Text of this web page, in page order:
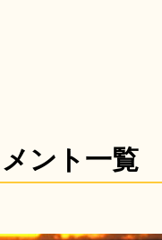
ント一覧